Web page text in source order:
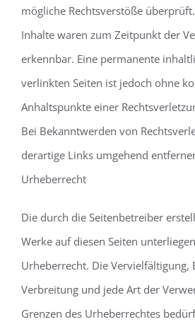
mögliche Rechtsverstöße
Inhalte waren zum Zeitpunkt der
erkennbar. Eine permanente
verlinkten Seiten ist jedoch ohne
Anhaltspunkte einer
Bei Bekanntwerden von
derartige Links umgehend
Urheberrecht
Die durch die Seitenbetreiber
Werke auf diesen Seiten
Urheberrecht. Die Vervielfältigung,
Verbreitung und jede Art der
Grenzen des Urheberrechtes